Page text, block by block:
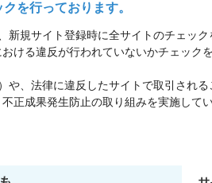
を行っております。
新規サイト登録時に全サイトのチェッ
ける違反が行われていないかチェックを
や、法律に違反したサイトで取引され
正成果発生防止の取り組みを実施してい